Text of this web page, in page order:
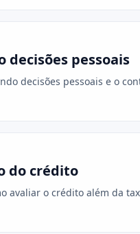
pessoais
decisões pessoais e o
do crédito
avaliar o crédito além da